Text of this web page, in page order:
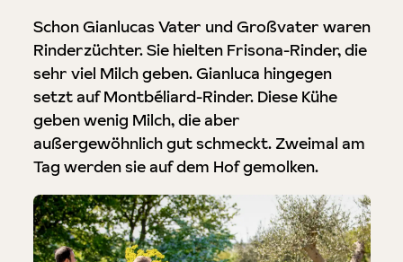
Schon Gianlucas Vater und Großvater waren
Rinderzüchter. Sie hielten Frisona-Rinder, die
sehr viel Milch geben. Gianluca hingegen
setzt auf Montbéliard-Rinder. Diese Kühe
geben wenig Milch, die aber
außergewöhnlich gut schmeckt. Zweimal am
Tag werden sie auf dem Hof gemolken.